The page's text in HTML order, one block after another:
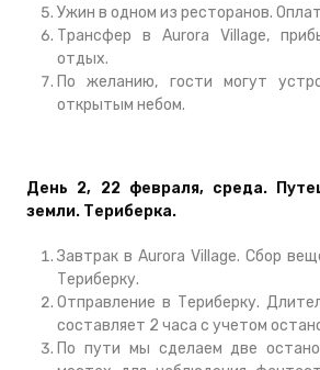
Ужин в одном из ресторанов.
Трансфер в Aurora Village,
отдых.
По желанию, гости могут
открытым небом.
День 2, 22 февраля, среда.
земли. Териберка.
Завтрак в Aurora Village. Сбор
Териберку.
Отправление в Териберку.
составляет 2 часа с учетом
По пути мы сделаем две